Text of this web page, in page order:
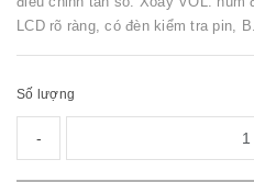
LCD rõ ràng, có đèn kiểm tra pin,
Số lượng
-